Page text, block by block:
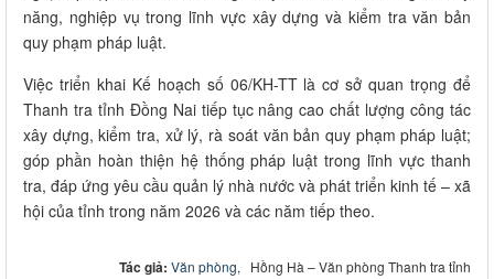
năng, nghiệp vụ trong lĩnh vực xây dựng và kiểm tra văn bản
quy phạm pháp luật.
Việc triển khai Kế hoạch số 06/KH-TT là cơ sở quan trọng để
Thanh tra tỉnh Đồng Nai tiếp tục nâng cao chất lượng công tác
xây dựng, kiểm tra, xử lý, rà soát văn bản quy phạm pháp luật;
góp phần hoàn thiện hệ thống pháp luật trong lĩnh vực thanh
tra, đáp ứng yêu cầu quản lý nhà nước và phát triển kinh tế – xã
hội của tỉnh trong năm 2026 và các năm tiếp theo.
Tác giả: Văn phòng, Hồng Hà – Văn phòng Thanh tra tỉnh